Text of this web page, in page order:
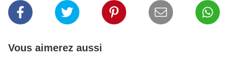
Vous aimerez aussi